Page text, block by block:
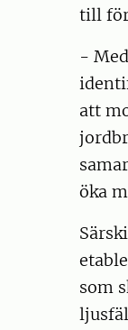
till
-
att
öka
som